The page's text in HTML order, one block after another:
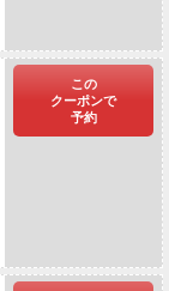
この
クーポンで
予約